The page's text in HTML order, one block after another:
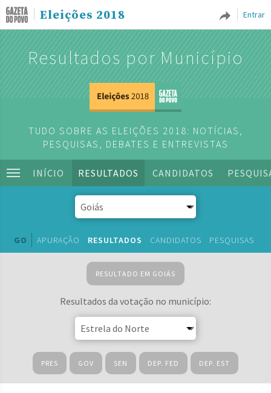
Entrar
Eleições 2018
Resultados por Município
TUDO SOBRE AS ELEIÇÕES 2018: NOTÍCIAS,
PESQUISAS, DEBATES E ENTREVISTAS
INÍCIO RESULTADOS CANDIDATOS
GO APURAÇÃO RESULTADOS CANDIDATOS PESQUISAS
RESULTADO EM GOIÁS
Resultados da votação no município:
PRES GOV SEN DEP. FED DEP. EST